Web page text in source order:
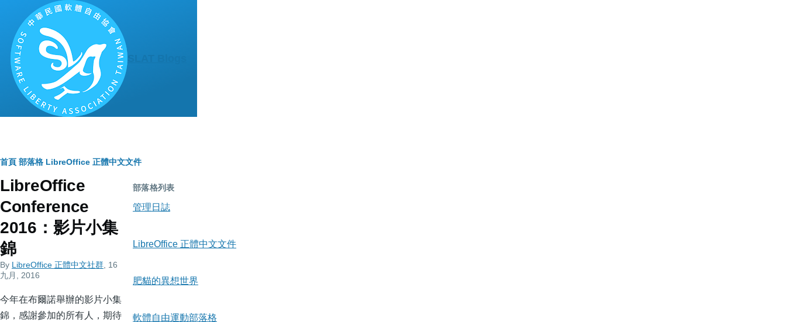
移至主內容
導
航
連
結
首頁 部落格 LibreOffice 正體中文文件
LibreOffice
Conference
2016：影片小集
錦
By LibreOffice 正體中文社群 , 16
九月, 2016
今年在布爾諾舉辦的影片小集
錦，感謝參加的所有人，期待
部落格列表
管理日誌
LibreOffice 正體中文文件
肥貓的異想世界
軟體自由運動部落格